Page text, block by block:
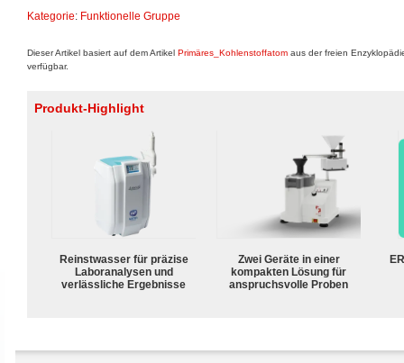
Kategorie: Funktionelle Gruppe
Dieser Artikel basiert auf dem Artikel Primäres_Kohlenstoffatom aus der freien
verfügbar.
Produkt-Highlight
Reinstwasser für präzise
Laboranalysen und
verlässliche Ergebnisse
Zwei Geräte in einer
kompakten Lösung für
anspruchsvolle Proben